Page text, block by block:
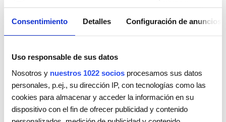
Consentimiento Detalles Configuración de anuncios
Uso responsable de sus datos
Nosotros y nuestros 1022 socios procesamos sus datos
personales, p.ej., su dirección IP, con tecnologías como las
cookies para almacenar y acceder la información en su
dispositivo con el fin de ofrecer publicidad y contenido
HAIR ND SOUL BY MARINA LLOPIS
C/ SANT ELÍAS, 3